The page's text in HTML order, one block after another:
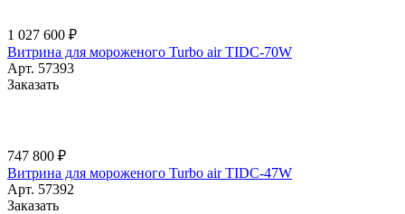
1 027 600 ₽
Витрина для мороженого Turbo air TIDC-70W
Арт. 57393
Заказать
747 800 ₽
Витрина для мороженого Turbo air TIDC-47W
Арт. 57392
Заказать